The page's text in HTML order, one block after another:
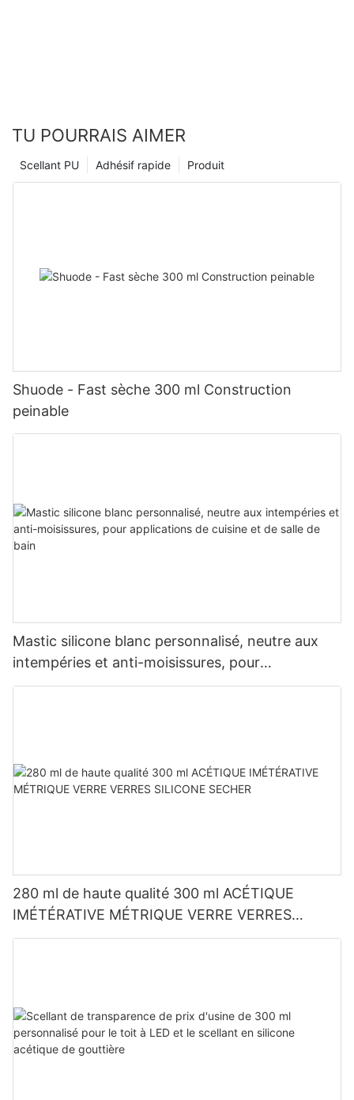
TU POURRAIS AIMER
Produit
Adhésif rapide
Scellant PU
Shuode - Fast sèche 300 ml Construction
peinable
Mastic silicone blanc personnalisé, neutre aux
intempéries et anti-moisissures, pour
applications de cuisine et de salle de bain
280 ml de haute qualité 300 ml ACÉTIQUE
IMÉTÉRATIVE MÉTRIQUE VERRE VERRES
SILICONE SECHER